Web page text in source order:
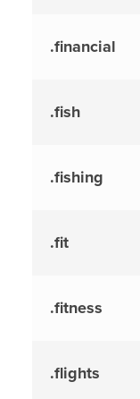
.financial
.fish
.fishing
.fit
.fitness
.flights